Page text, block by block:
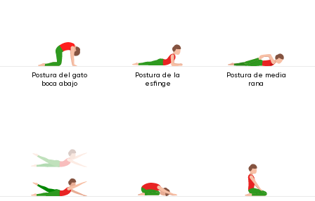
Postura del gato
boca abajo
Postura de la
esfinge
Postura de media
rana